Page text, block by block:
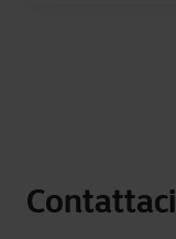
Contattaci